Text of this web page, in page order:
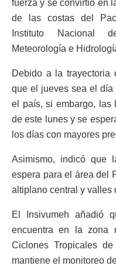
fuerza y se convirtió en
de las costas del
Instituto Nacional
Meteorología e
Debido a la trayectoria
que el jueves sea el
el país, si embargo, las
de este lunes y se
los días con mayores
Asimismo, indicó que
espera para el área del
altiplano central y valles
El Insivumeh añadió
encuentra en la zona
Ciclones Tropicales
mantiene el monitoreo